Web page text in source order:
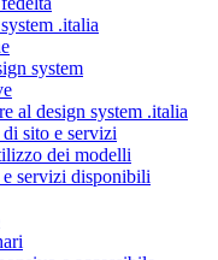
.italia
system
al design system .italia
sito e servizi
dei modelli
servizi disponibili